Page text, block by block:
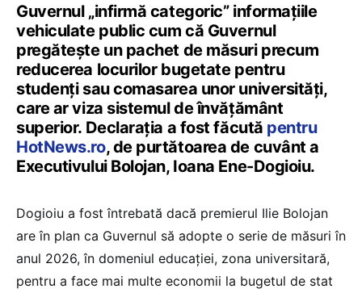
Guvernul „infirmă categoric” informațiile
vehiculate public cum că Guvernul
pregătește un pachet de măsuri precum
reducerea locurilor bugetate pentru
studenți sau comasarea unor universități,
care ar viza sistemul de învățământ
superior. Declarația a fost făcută pentru
HotNews.ro, de purtătoarea de cuvânt a
Executivului Bolojan, Ioana Ene-Dogioiu.
Dogioiu a fost întrebată dacă premierul Ilie Bolojan
are în plan ca Guvernul să adopte o serie de măsuri în
anul 2026, în domeniul educației, zona universitară,
pentru a face mai multe economii la bugetul de stat